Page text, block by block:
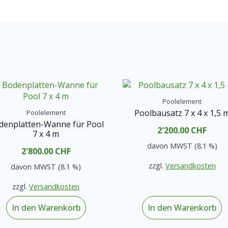
Poolelement
Wanne für Pool
7 x 4 m
2'800.00 CHF
davon MWST (8.1 %)
zzgl.Versandkosten
In den Warenkorb
Poolelement
Poolbausatz 7 x 4 x 1,5
2'200.00 CHF
davon MWST (8.1 %)
zzgl. Versandkosten
In den Warenkorb